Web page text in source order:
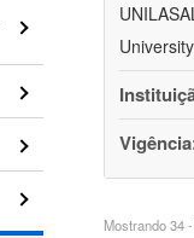
Mostrando 34